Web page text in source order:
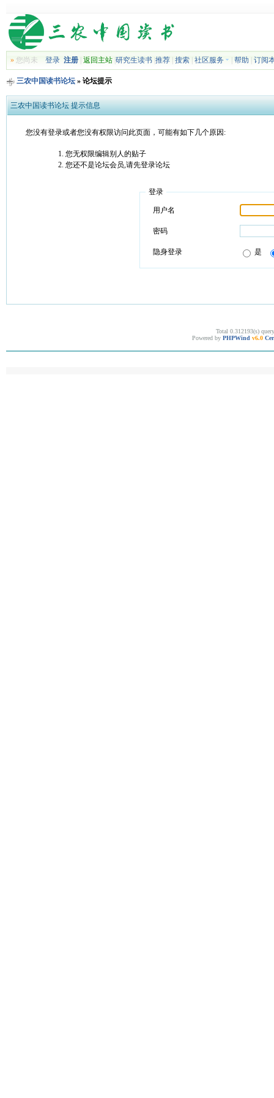
»您尚未 登录 注册| 返回主站| 研究生读书| 推荐| 搜索| 社区服务 帮助 订阅
三农中国读书论坛» 论坛提示
三农中国读书论坛 提示信息
您没有登录或者您没有权限访问此页面，可能有如下几个原因:
您无权限编辑别人的贴子
您还不是论坛会员,请先登录论坛
登录
用户名
密码
隐身登录 是
Total 0.312193(s)
Powered by PHPWind v6.0